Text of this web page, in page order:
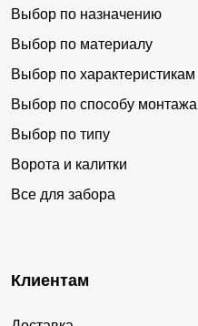
Выбор по назначению
Выбор по материалу
Выбор по характеристикам
Выбор по способу монтажа
Выбор по типу
Ворота и калитки
Все для забора
Клиентам